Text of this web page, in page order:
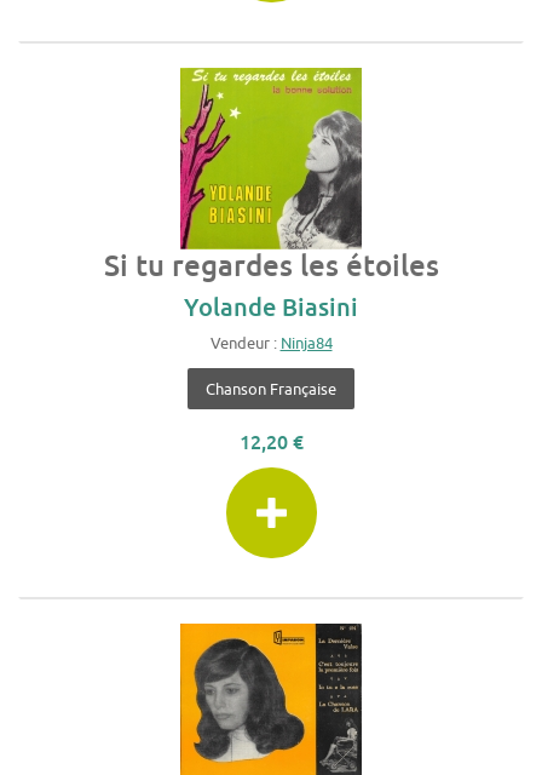
Si tu regardes les étoiles
Yolande Biasini
Vendeur : Ninja84
Chanson Française
12,20 €